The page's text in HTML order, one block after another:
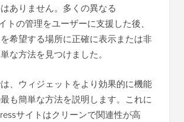
ありません。多くの異なる
トの管理をユーザーに支援した後、
希望する場所に正確に表示または非
な方法を見つけました。
、ウィジェットをより効果的に機能
も簡単な方法を説明します。これに
サイトはクリーンで関連性が高